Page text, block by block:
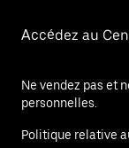
Accédez au
Ne vendez pas et
personnelles.
Politique relative